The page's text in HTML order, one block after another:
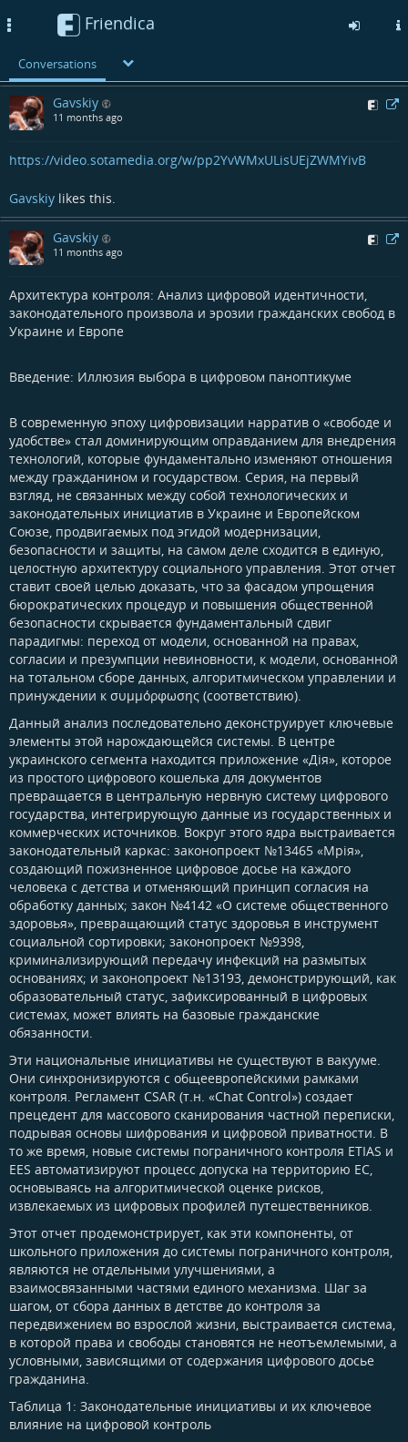
Skip
to
main
Friendica
Conversations
Gavskiy
11 months ago
https://video.sotamedia.org/w/pp2YvWMxULisUEjZWMYivB
Gavskiy likes this.
Gavskiy
11 months ago
Архитектура контроля: Анализ цифровой идентичности,
законодательного произвола и эрозии гражданских свобод в
Украине и Европе​
Введение: Иллюзия выбора в цифровом паноптикуме​
В современную эпоху цифровизации нарратив о «свободе и
удобстве» стал доминирующим оправданием для внедрения
технологий, которые фундаментально изменяют отношения
между гражданином и государством. Серия, на первый
взгляд, не связанных между собой технологических и
законодательных инициатив в Украине и Европейском
Союзе, продвигаемых под эгидой модернизации,
безопасности и защиты, на самом деле сходится в единую,
целостную архитектуру социального управления. Этот отчет
ставит своей целью доказать, что за фасадом упрощения
бюрократических процедур и повышения общественной
безопасности скрывается фундаментальный сдвиг
парадигмы: переход от модели, основанной на правах,
согласии и презумпции невиновности, к модели, основанной
на тотальном сборе данных, алгоритмическом управлении и
принуждении к συμμόρφωσης (соответствию).
Данный анализ последовательно деконструирует ключевые
элементы этой нарождающейся системы. В центре
украинского сегмента находится приложение «Дія», которое
из простого цифрового кошелька для документов
превращается в центральную нервную систему цифрового
государства, интегрирующую данные из государственных и
коммерческих источников. Вокруг этого ядра выстраивается
законодательный каркас: законопроект №13465 «Мрія»,
создающий пожизненное цифровое досье на каждого
человека с детства и отменяющий принцип согласия на
обработку данных; закон №4142 «О системе общественного
здоровья», превращающий статус здоровья в инструмент
социальной сортировки; законопроект №9398,
криминализирующий передачу инфекций на размытых
основаниях; и законопроект №13193, демонстрирующий, как
образовательный статус, зафиксированный в цифровых
системах, может влиять на базовые гражданские
обязанности.
Эти национальные инициативы не существуют в вакууме.
Они синхронизируются с общеевропейскими рамками
контроля. Регламент CSAR (т.н. «Chat Control») создает
прецедент для массового сканирования частной переписки,
подрывая основы шифрования и цифровой приватности. В
то же время, новые системы пограничного контроля ETIAS и
EES автоматизируют процесс допуска на территорию ЕС,
основываясь на алгоритмической оценке рисков,
извлекаемых из цифровых профилей путешественников.
Этот отчет продемонстрирует, как эти компоненты, от
школьного приложения до системы пограничного контроля,
являются не отдельными улучшениями, а
взаимосвязанными частями единого механизма. Шаг за
шагом, от сбора данных в детстве до контроля за
передвижением во взрослой жизни, выстраивается система,
в которой права и свободы становятся не неотъемлемыми, а
условными, зависящими от содержания цифрового досье
гражданина.
Таблица 1: Законодательные инициативы и их ключевое
влияние на цифровой контроль